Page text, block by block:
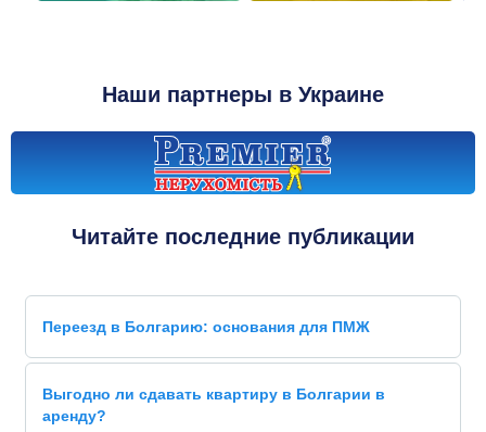
Наши партнеры в Украине
Читайте последние публикации
Переезд в Болгарию: основания для ПМЖ
Выгодно ли сдавать квартиру в Болгарии в
аренду?